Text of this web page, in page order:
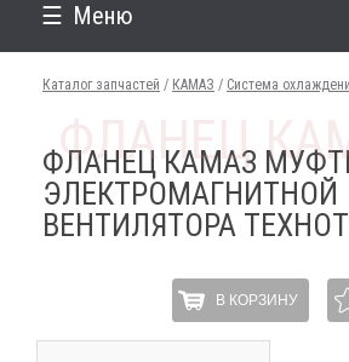
Меню
Каталог запчастей / КАМАЗ / Система
ФЛАНЕЦ КАМАЗ
ЭЛЕКТРОМАГНИТНОЙ
ВЕНТИЛЯТОРА
В КОРЗИНУ